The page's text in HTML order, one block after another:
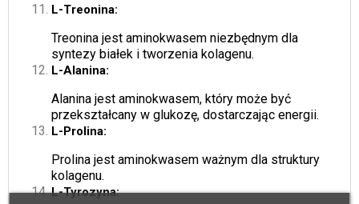
L-Treonina:
Treonina jest aminokwasem niezbędnym dla
syntezy białek i tworzenia kolagenu.
L-Alanina:
Alanina jest aminokwasem, który może być
przekształcany w glukozę, dostarczając energii.
L-Prolina:
Prolina jest aminokwasem ważnym dla struktury
kolagenu.
L-Tyrozyna: